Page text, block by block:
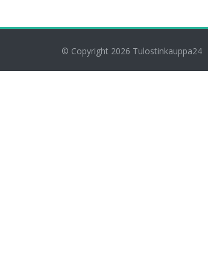
© Copyright 2026 Tulostinkauppa24